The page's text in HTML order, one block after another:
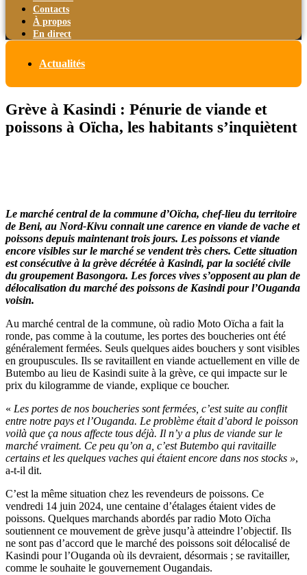
Contacts
À propos
En direct
Actualités
Grève à Kasindi : Pénurie de viande et
poissons à Oïcha, les habitants s’inquiètent
Le marché central de la commune d’Oïcha, chef-lieu du territoire
de Beni, au Nord-Kivu connait une carence en viande de vache et
poissons depuis maintenant trois jours. Les poissons et viande
encore visibles sur le marché se vendent très chers. Cette situation
est consécutive à la grève décrétée à Kasindi, par la société civile
du groupement Basongora. Les forces vives s’opposent au plan de
délocalisation du marché des poissons de Kasindi pour l’Ouganda
voisin.
Au marché central de la commune, où radio Moto Oïcha a fait la
ronde, pas comme à la coutume, les portes des boucheries ont été
généralement fermées. Seuls quelques aides bouchers y sont visibles
en groupuscules. Ils se ravitaillent en viande actuellement en ville de
Butembo au lieu de Kasindi suite à la grève, ce qui impacte sur le
prix du kilogramme de viande, explique ce boucher.
« Les portes de nos boucheries sont fermées, c’est suite au conflit
entre notre pays et l’Ouganda. Le problème était d’abord le poisson
voilà que ça nous affecte tous déjà. Il n’y a plus de viande sur le
marché vraiment. Ce peu qu’on a, c’est Butembo qui ravitaille
certains et les quelques vaches qui étaient encore dans nos stocks »,
a-t-il dit.
C’est la même situation chez les revendeurs de poissons. Ce
vendredi 14 juin 2024, une centaine d’étalages étaient vides de
poissons. Quelques marchands abordés par radio Moto Oïcha
soutiennent ce mouvement de grève jusqu’à atteindre l’objectif. Ils
ne sont pas d’accord que le marché des poissons soit délocalisé de
Kasindi pour l’Ouganda où ils devraient, désormais ; se ravitailler,
comme le souhaite le gouvernement Ougandais.